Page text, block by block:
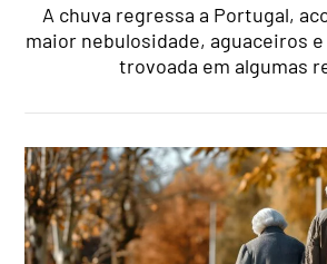
A chuva regressa a Portugal,
maior nebulosidade, aguaceiros
trovoada em algumas